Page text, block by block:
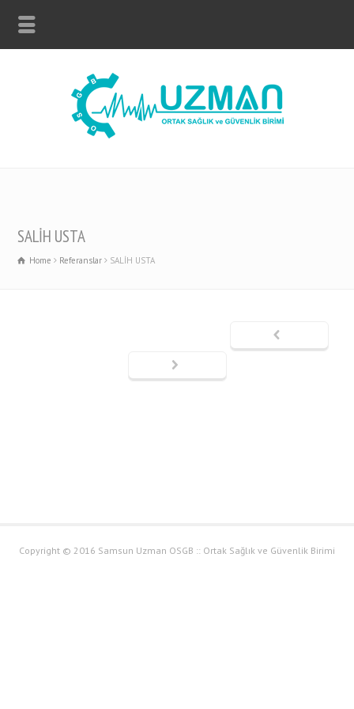
SALİH USTA
Home Referanslar SALİH USTA
Copyright © 2016 Samsun Uzman OSGB :: Ortak Sağlık ve Güvenlik Birimi